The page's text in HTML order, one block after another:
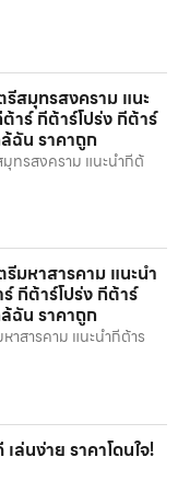
สมุทรสงคราม แนะ
าร์ กีต้าร์โปร่ง กีต้าร์
ฉัน ราคาถูก
ทรสงคราม แนะนำกีต้
มหาสารคาม แนะนำ
กีต้าร์โปร่ง กีต้าร์
ฉัน ราคาถูก
าสารคาม แนะนำกีต้าร
นง่าย ราคาโดนใจ!